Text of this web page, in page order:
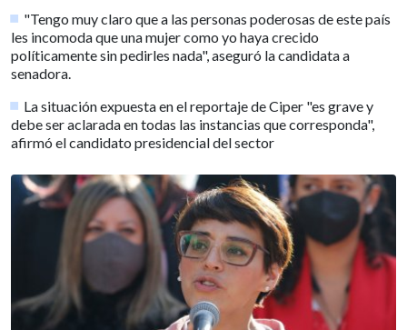
"Tengo muy claro que a las personas poderosas de este país
les incomoda que una mujer como yo haya crecido
políticamente sin pedirles nada", aseguró la candidata a
senadora.
La situación expuesta en el reportaje de Ciper "es grave y
debe ser aclarada en todas las instancias que corresponda",
afirmó el candidato presidencial del sector